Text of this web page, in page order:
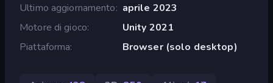
Ultimo aggiornamento
aprile 2023
Motore di gioco
Unity 2021
Piattaforma
Browser (solo desktop)